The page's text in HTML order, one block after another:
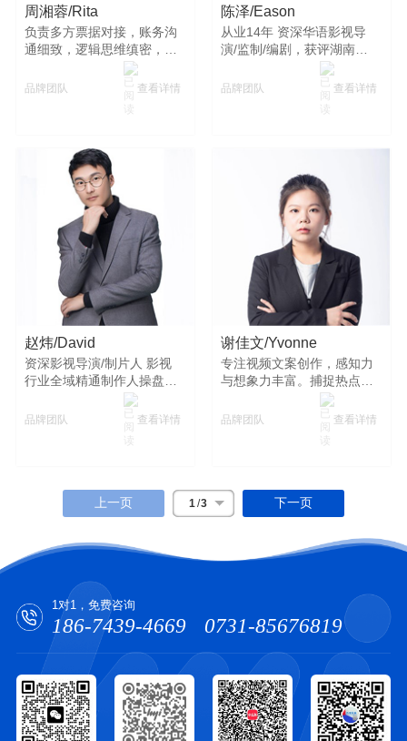
周湘蓉/Rita
负责多方票据对接，账务沟
通细致，逻辑思维缜密，剖
析财务数据精准。为财务管
理与决策提供可靠依据，被
称为公司的“财神爷”。
品牌团队 查看详情
陈泽/Eason
从业14年 资深华语影视导
演/监制/编剧，获评湖南广
播电视奖最佳导演，B站千
万级播放量，纪录片导演。
品牌团队 查看详情
赵炜/David
资深影视导演/制片人 影视
行业全域精通制作人操盘作
品牌团队 查看详情
谢佳文/Yvonne
专注视频文案创作，感知力
与想象力丰富。捕捉热点亮
点，把握受众需求，结合品
牌产品讲故事，提升视频传
品牌团队 查看详情
上一页 1 /3 下一页
1对1，免费咨询
186-7439-4669 0731-85676819